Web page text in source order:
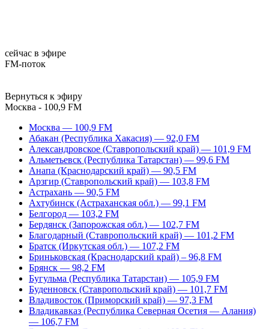
сейчас в эфире
FM-поток
Вернуться к эфиру
Москва - 100,9 FM
Москва — 100,9 FM
Абакан (Республика Хакасия) — 92,0 FM
Александровское (Ставропольский край) — 101,9 FM
Альметьевск (Республика Татарстан) — 99,6 FM
Анапа (Краснодарский край) — 90,5 FM
Арзгир (Ставропольский край) — 103,8 FM
Астрахань — 90,5 FM
Ахтубинск (Астраханская обл.) — 99,1 FM
Белгород — 103,2 FM
Бердянск (Запорожская обл.) — 102,7 FM
Благодарный (Ставропольский край) — 101,2 FM
Братск (Иркутская обл.) — 107,2 FM
Бриньковская (Краснодарский край) – 96,8 FM
Брянск — 98,2 FM
Бугульма (Республика Татарстан) — 105,9 FM
Буденновск (Ставропольский край) — 101,7 FM
Владивосток (Приморский край) — 97,3 FM
Владикавказ (Республика Северная Осетия — Алания)
— 106,7 FM